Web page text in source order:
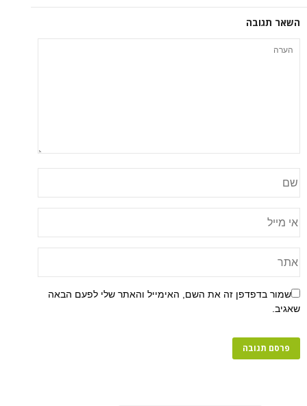
השאר תגובה
שמור בדפדפן זה את השם, האימייל והאתר שלי לפעם הבאה
שאגיב.